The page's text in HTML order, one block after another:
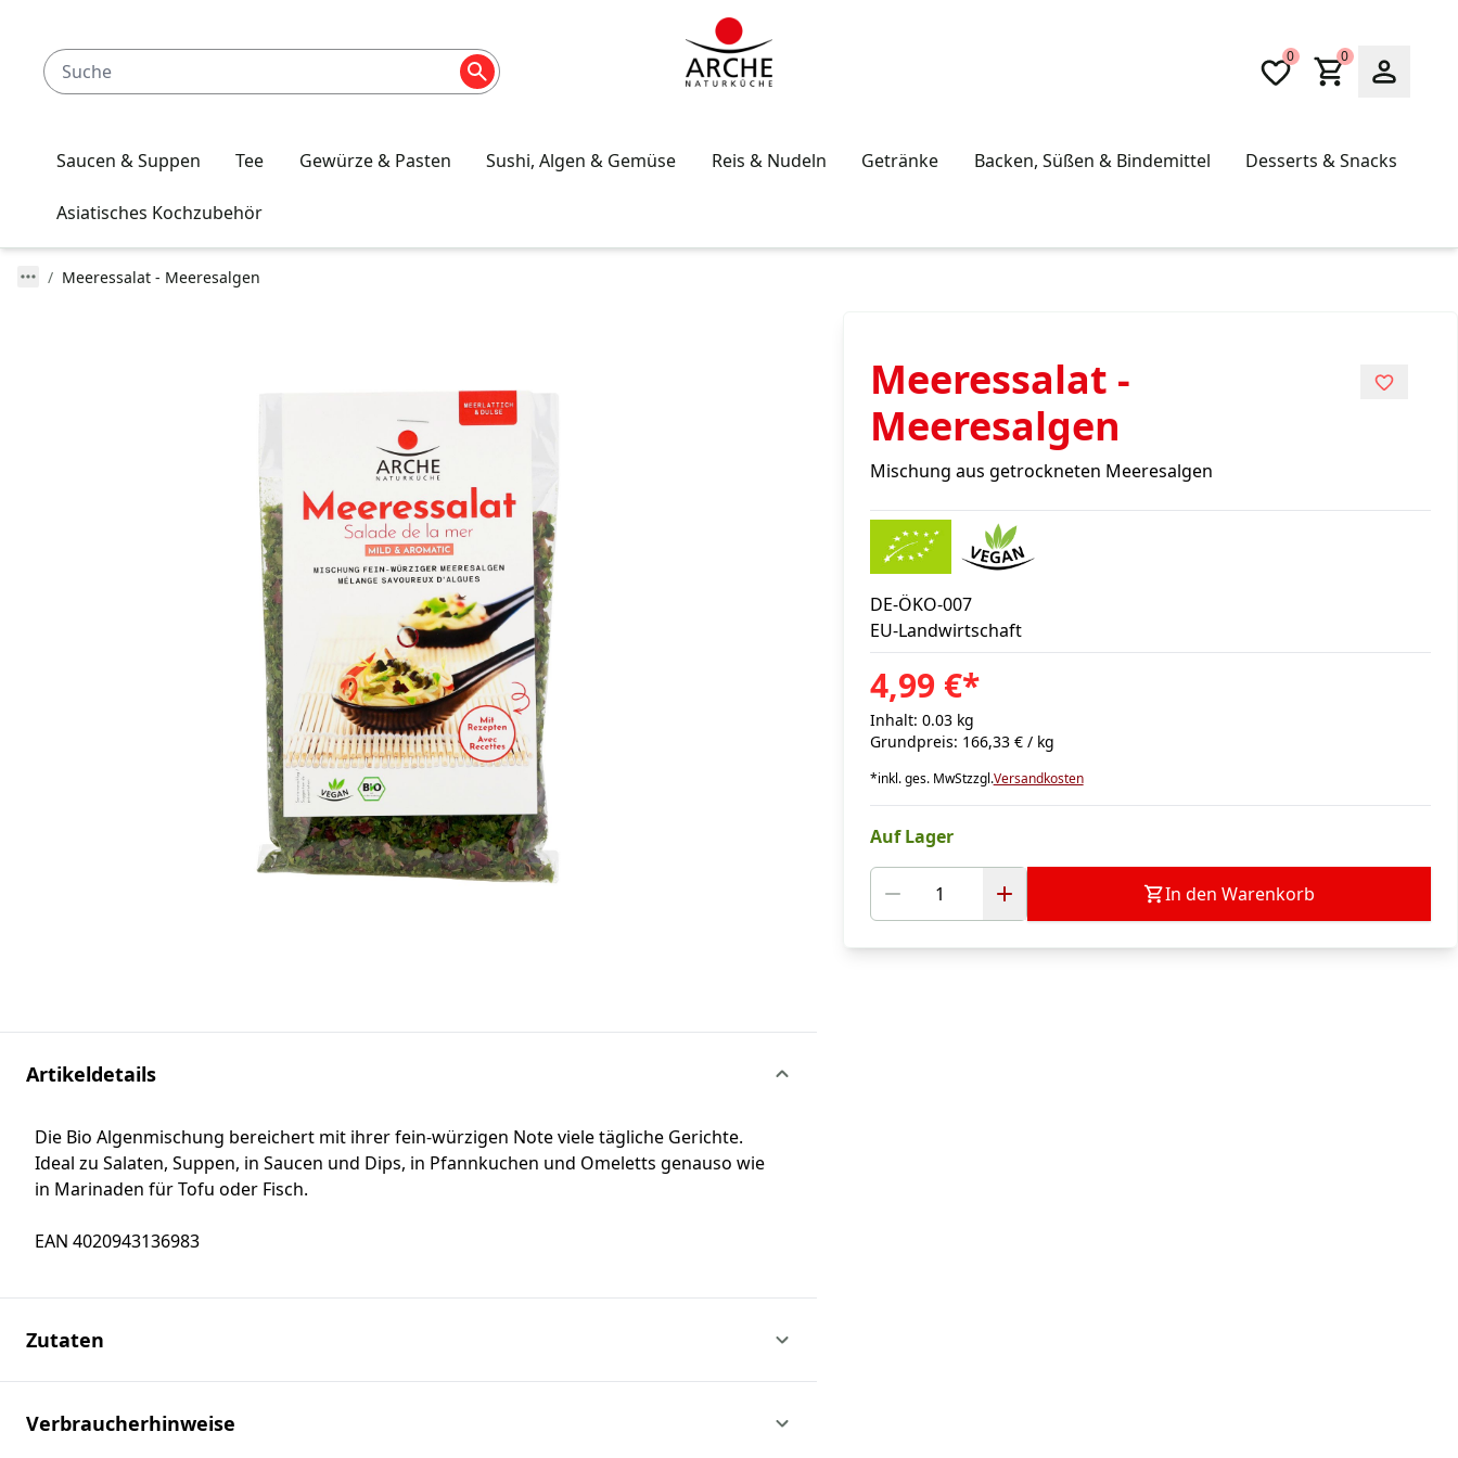
0 0
Saucen & Suppen Tee Gewürze & Pasten Sushi, Algen & Gemüse Reis & Nudeln Getränke Backen, Süßen & Bindemittel Desserts & Snacks
Asiatisches Kochzubehör
Meeressalat - Meeresalgen
Meeressalat -
Meeresalgen
Mischung aus getrockneten Meeresalgen
DE-ÖKO-007
EU-Landwirtschaft
4,99 €*
Inhalt: 0.03 kg
Grundpreis: 166,33 € / kg
*inkl. ges. MwStzzgl.Versandkosten
Auf Lager
In den Warenkorb
Artikeldetails
Die Bio Algenmischung bereichert mit ihrer fein-würzigen Note viele tägliche Gerichte.
Ideal zu Salaten, Suppen, in Saucen und Dips, in Pfannkuchen und Omeletts genauso wie
in Marinaden für Tofu oder Fisch.
EAN 4020943136983
Zutaten
Verbraucherhinweise